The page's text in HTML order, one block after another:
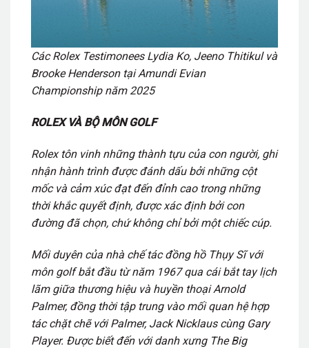
Các Rolex Testimonees Lydia Ko, Jeeno Thitikul và
Brooke Henderson tại Amundi Evian
Championship năm 2025
ROLEX VÀ BỘ MÔN GOLF
Rolex tôn vinh những thành tựu của con người, ghi
nhận hành trình được đánh dấu bởi những cột
mốc và cảm xúc đạt đến đỉnh cao trong những
thời khắc quyết định, được xác định bởi con
đường đã chọn, chứ không chỉ bởi một chiếc cúp.
Mối duyên của nhà chế tác đồng hồ Thụy Sĩ với
môn golf bắt đầu từ năm 1967 qua cái bắt tay lịch
lãm giữa thương hiệu và huyền thoại Arnold
Palmer, đồng thời tập trung vào mối quan hệ hợp
tác chặt chẽ với Palmer, Jack Nicklaus cùng Gary
Player. Được biết đến với danh xưng The Big